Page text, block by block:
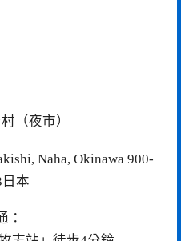
（夜市）
Naha, Okinawa 900-
本
：